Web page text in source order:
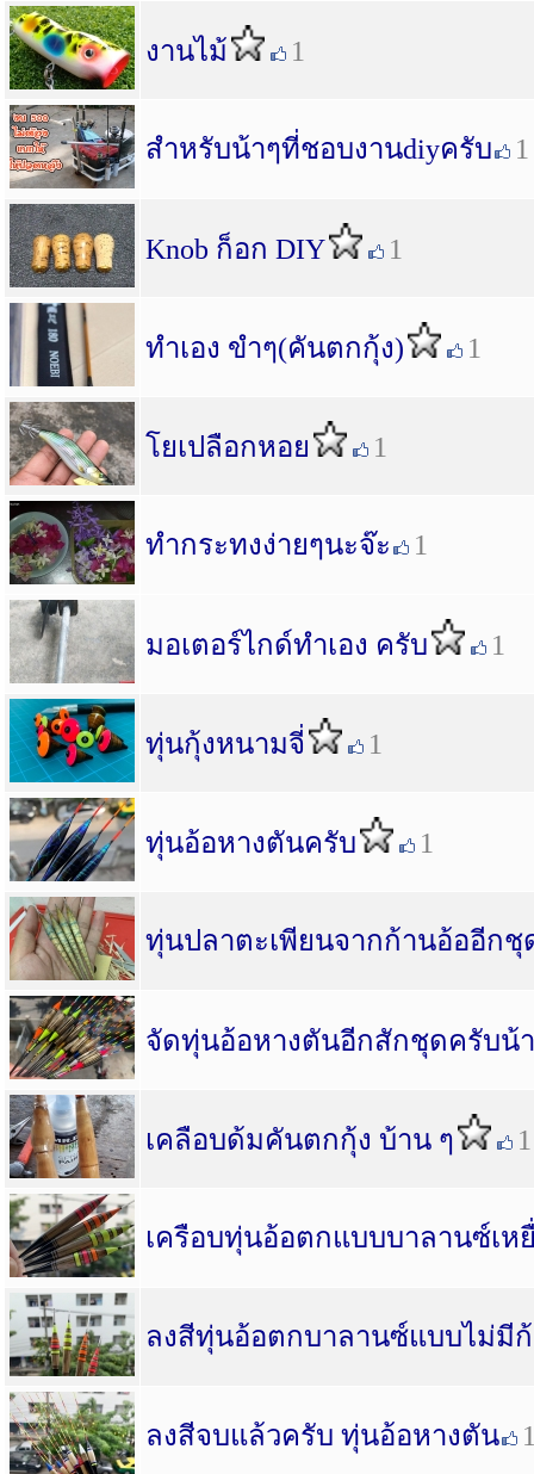
งานไม้ 1
สำหรับน้าๆที่ชอบงานdiyครับ 1
Knob ก็อก DIY 1
ทำเอง ขำๆ(คันตกกุ้ง) 1
โยเปลือกหอย 1
ทำกระทงง่ายๆนะจ๊ะ 1
มอเตอร์ไกด์ทำเอง ครับ 1
ทุ่นกุ้งหนามจี่ 1
ทุ่นอ้อหางตันครับ 1
ทุ่นปลาตะเพียนจากก้านอ้ออีกชุ
จัดทุ่นอ้อหางตันอีกสักชุดครับน้
เคลือบด้มคันตกกุ้ง บ้าน ๆ 1
เครือบทุ่นอ้อตกแบบบาลานซ์เห
ลงสีทุ่นอ้อตกบาลานซ์แบบไม่มี
ลงสีจบแล้วครับ ทุ่นอ้อหางตัน